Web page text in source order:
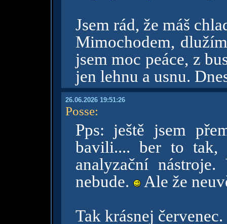
Jsem rád, že máš
Mimochodem,
jsem moc peáce, z
jen lehnu a usnu.
26.06.2026 19:51:26
Posse:
Pps: ještě jsem
bavili.... ber to tak,
analyzační
nebude.
Ale že
Tak krásnej červenec.